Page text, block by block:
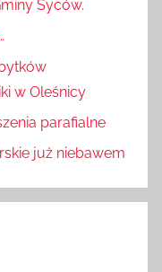
Syców.
w Oleśnicy
parafialne
już niebawem